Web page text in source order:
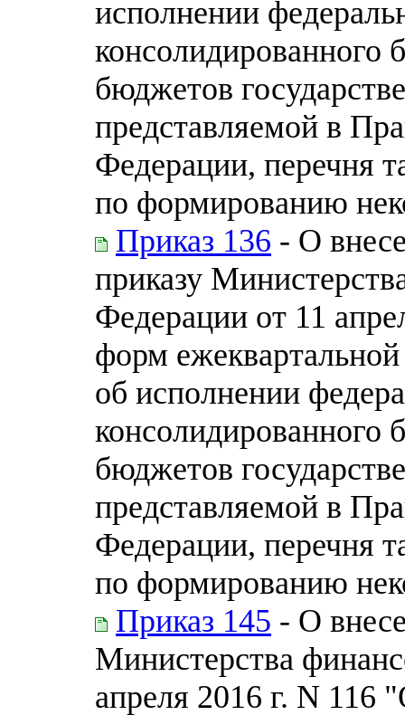
исполнении
консолидированного
бюджетов
представляемой в
Федерации, перечня
по формированию
Приказ 136 - О
приказу
Федерации от 11
форм
об исполнении
консолидированного
бюджетов
представляемой в
Федерации, перечня
по формированию
Приказ 145 - О
Министерства
апреля 2016 г. N 116